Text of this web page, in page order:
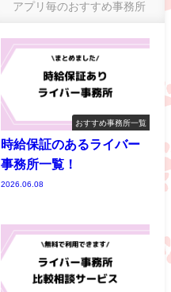
アプリ毎のおすすめ事務所
おすすめ事務所一覧
時給保証のあるライバー
事務所一覧！
2026.06.08